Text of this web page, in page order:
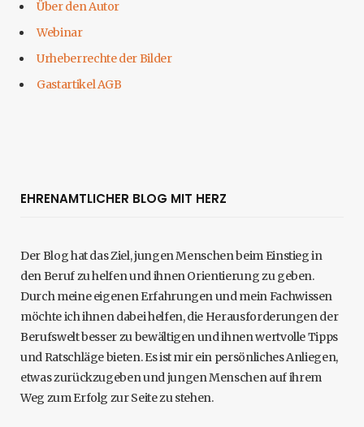
Über den Autor
Webinar
Urheberrechte der Bilder
Gastartikel AGB
EHRENAMTLICHER BLOG MIT HERZ
Der Blog hat das Ziel, jungen Menschen beim Einstieg in
den Beruf zu helfen und ihnen Orientierung zu geben.
Durch meine eigenen Erfahrungen und mein Fachwissen
möchte ich ihnen dabei helfen, die Herausforderungen der
Berufswelt besser zu bewältigen und ihnen wertvolle Tipps
und Ratschläge bieten. Es ist mir ein persönliches Anliegen,
etwas zurückzugeben und jungen Menschen auf ihrem
Weg zum Erfolg zur Seite zu stehen.